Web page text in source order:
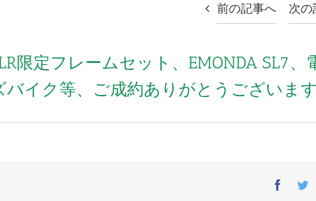
前の記事へ 次の
定フレームセット、EMONDA SL7、
バイク等、ご成約ありがとうございま